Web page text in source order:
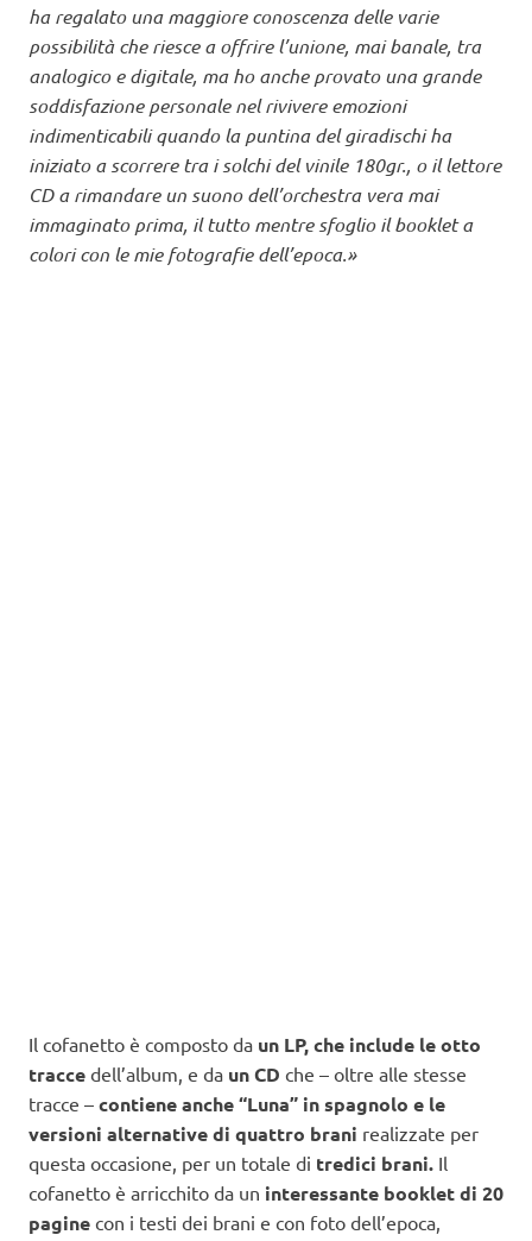
ha regalato una maggiore conoscenza delle varie
possibilità che riesce a offrire l’unione, mai banale, tra
analogico e digitale, ma ho anche provato una grande
soddisfazione personale nel rivivere emozioni
indimenticabili quando la puntina del giradischi ha
iniziato a scorrere tra i solchi del vinile 180gr., o il lettore
CD a rimandare un suono dell’orchestra vera mai
immaginato prima, il tutto mentre sfoglio il booklet a
colori con le mie fotografie dell’epoca.»
Il cofanetto è composto da un LP, che include le otto
tracce dell’album, e da un CD che – oltre alle stesse
tracce – contiene anche “Luna” in spagnolo e le
versioni alternative di quattro brani realizzate per
questa occasione, per un totale di tredici brani. Il
cofanetto è arricchito da un interessante booklet di 20
pagine con i testi dei brani e con foto dell’epoca,